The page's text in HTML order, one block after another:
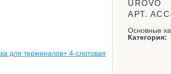
UROVO
АРТ.
Основные
Категория: